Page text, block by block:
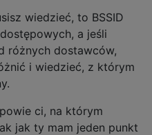
wiedzieć, to BSSID
a jeśli
różnych dostawców,
i wiedzieć, z którym
ci, na którym
jak ty mam jeden punkt